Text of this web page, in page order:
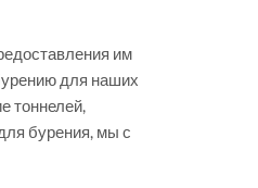
им
для наших
тоннелей,
бурения, мы с